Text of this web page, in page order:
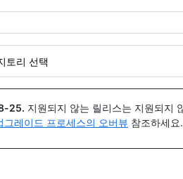
토리 선택
25. 지원되지 않는 릴리스는 지원되지
그레이드 프로세스의 오버뷰 참조하세